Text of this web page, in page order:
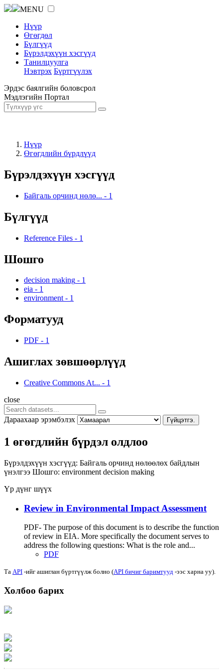
MENU
Нүүр
Өгөгдөл
Бүлгүүд
Бүрэлдэхүүн хэсгүүд
Танилцуулга
Нэвтрэх Бүртгүүлэх
Эрдэс баялгийн боловсрол
Мэдлэгийн Портал
Нүүр
Өгөгдлийн бүрдлүүд
Бүрэлдэхүүн хэсгүүд
Байгаль орчинд нөлө... - 1
Бүлгүүд
Reference Files - 1
Шошго
decision making - 1
eia - 1
environment - 1
Форматууд
PDF - 1
Ашиглах зөвшөөрлүүд
Creative Commons At... - 1
close
Дараахаар эрэмбэлэх Гүйцэтгэ.
1 өгөгдлийн бүрдэл олдлоо
Бүрэлдэхүүн хэсгүүд: Байгаль орчинд нөлөөлөх байдлын
үнэлгээ Шошго: environment decision making
Үр дүнг шүүх
Review in Environmental Impact Assessment
PDF- The purpose of this document is to describe the function
of review in EIA. More specifically the document serves to
address the following questions: What is the role and...
PDF
Та API -ийг ашиглан бүртгүүлж болно (API бичиг баримтууд -ээс харна уу).
Холбоо барих